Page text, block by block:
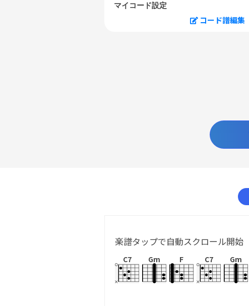
マイコード設定
コード譜編集
楽譜タップで自動スクロール開始
C7 Gm F C7 Gm